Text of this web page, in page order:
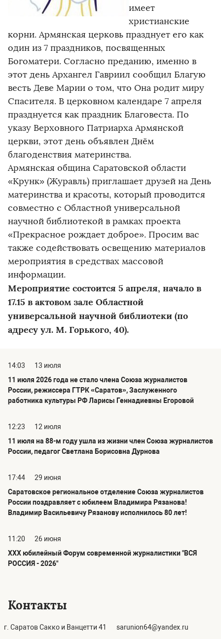
имеет
христианские
корни. Армянская церковь празднует его как
один из 7 праздников, посвященных
Богоматери. Согласно преданию, именно в
этот день Архангел Гавриил сообщил Благую
весть Деве Марии о том, что Она родит миру
Спасителя. В церковном календаре 7 апреля
празднуется как праздник Благовеста. По
указу Верховного Патриарха Армянской
церкви, этот день объявлен Днём
благоденствия материнства.
Армянская община Саратовской области
«Крунк» (Журавль) приглашает друзей на День
материнства и красоты, который проводится
совместно с Областной универсальной
научной библиотекой в рамках проекта
«Прекрасное рождает доброе». Просим вас
также содействовать освещению материалов
мероприятия в средствах массовой
информации.
Мероприятие состоится 5 апреля, начало в
17.15 в актовом зале Областной
универсальной научной библиотеки (по
адресу ул. М. Горького, 40).
14:03
13 июля
11 июля 2026 года не стало члена Союза журналистов
России, режиссера ГТРК «Саратов», Заслуженного
работника культуры РФ Ларисы Геннадиевны Егоровой
12:23
12 июля
11 июля на 88-м году ушла из жизни член Союза журналистов
России, педагог Светлана Борисовна Дурнова
17:44
29 июня
Саратовское региональное отделение Союза журналистов
России поздравляет с юбилеем Владимира Рязанова!
Владимир Васильевичу Рязанову исполнилось 80 лет!
11:20
26 июня
ХХХ юбилейный Форум современной журналистики "ВСЯ
РОССИЯ - 2026"
Контакты
г. Саратов Сакко и Ванцетти 41 sarunion64@yandex.ru